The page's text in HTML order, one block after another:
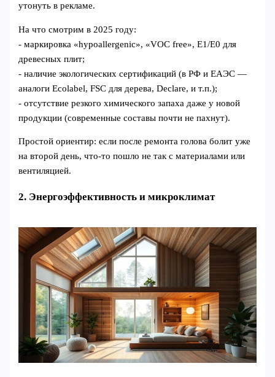
утонуть в рекламе.
На что смотрим в 2025 году:
- маркировка «hypoallergenic», «VOC free», Е1/E0 для
древесных плит;
- наличие экологических сертификаций (в РФ и ЕАЭС —
аналоги Ecolabel, FSC для дерева, Declare, и т.п.);
- отсутствие резкого химического запаха даже у новой
продукции (современные составы почти не пахнут).
Простой ориентир: если после ремонта голова болит уже
на второй день, что-то пошло не так с материалами или
вентиляцией.
2. Энергоэффективность и микроклимат